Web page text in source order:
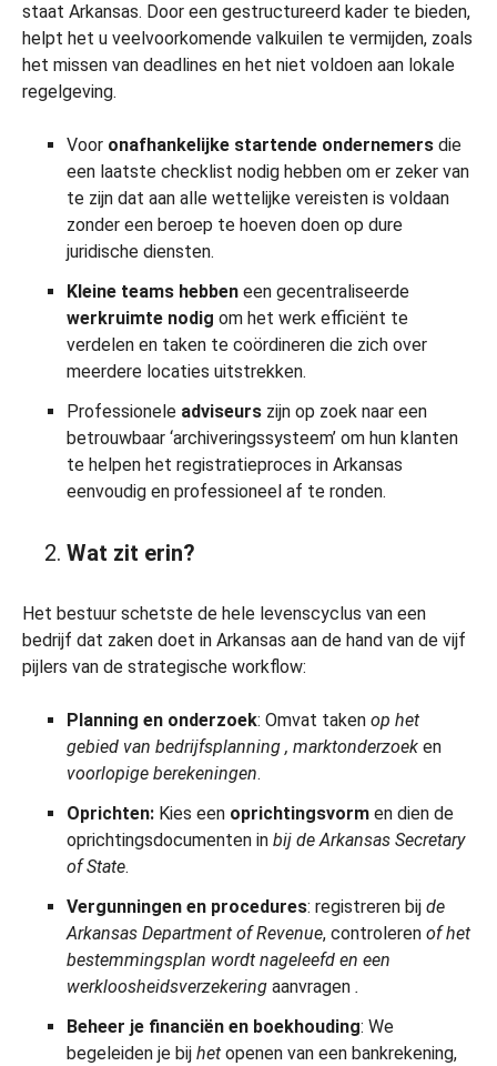
staat Arkansas. Door een gestructureerd kader te bieden,
helpt het u veelvoorkomende valkuilen te vermijden, zoals
het missen van deadlines en het niet voldoen aan lokale
regelgeving.
Voor onafhankelijke startende ondernemers die
een laatste checklist nodig hebben om er zeker van
te zijn dat aan alle wettelijke vereisten is voldaan
zonder een beroep te hoeven doen op dure
juridische diensten.
Kleine teams hebben een gecentraliseerde
werkruimte nodig om het werk efficiënt te
verdelen en taken te coördineren die zich over
meerdere locaties uitstrekken.
Professionele adviseurs zijn op zoek naar een
betrouwbaar ‘archiveringssysteem’ om hun klanten
te helpen het registratieproces in Arkansas
eenvoudig en professioneel af te ronden.
Wat zit erin?
Het bestuur schetste de hele levenscyclus van een
bedrijf dat zaken doet in Arkansas aan de hand van de vijf
pijlers van de strategische workflow:
Planning en onderzoek: Omvat taken op het
gebied van bedrijfsplanning , marktonderzoek en
voorlopige berekeningen.
Oprichten: Kies een oprichtingsvorm en dien de
oprichtingsdocumenten in bij de Arkansas Secretary
of State.
Vergunningen en procedures: registreren bij de
Arkansas Department of Revenue, controleren of het
bestemmingsplan wordt nageleefd en een
werkloosheidsverzekering aanvragen .
Beheer je financiën en boekhouding: We
begeleiden je bij het openen van een bankrekening,